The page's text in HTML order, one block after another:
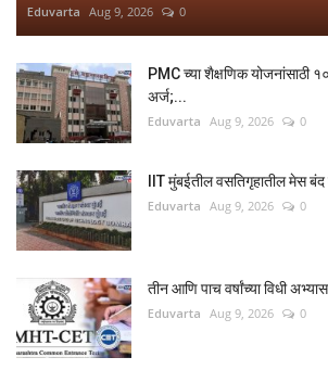
Eduvarta Aug 9, 2026 0
PMC च्या शैक्षणिक
अर्ज;...
Eduvarta Aug 9, 2026 0
IIT मुंबईतील वसतिगृहातील मेस
Eduvarta Aug 9, 2026 0
तीन आणि पाच वर्षांच्या विधी
Eduvarta Aug 9, 2026 0